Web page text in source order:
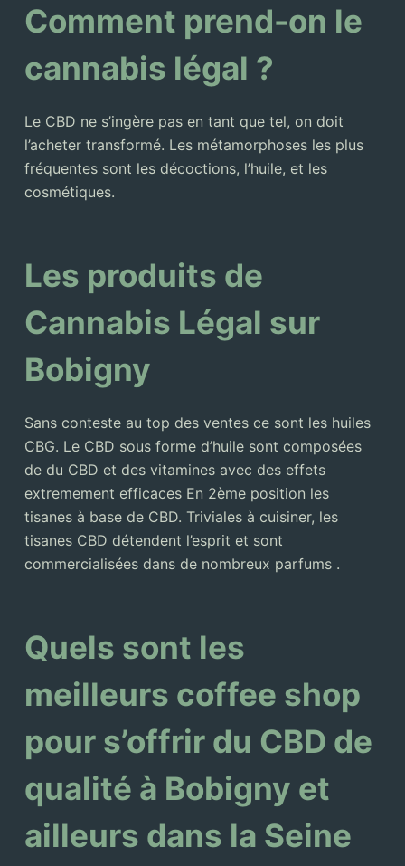
Comment prend-on le
cannabis légal ?
Le CBD ne s’ingère pas en tant que tel, on doit
l’acheter transformé. Les métamorphoses les plus
fréquentes sont les décoctions, l’huile, et les
cosmétiques.
Les produits de
Cannabis Légal sur
Bobigny
Sans conteste au top des ventes ce sont les huiles
CBG. Le CBD sous forme d’huile sont composées
de du CBD et des vitamines avec des effets
extremement efficaces En 2ème position les
tisanes à base de CBD. Triviales à cuisiner, les
tisanes CBD détendent l’esprit et sont
commercialisées dans de nombreux parfums .
Quels sont les
meilleurs coffee shop
pour s’offrir du CBD de
qualité à Bobigny et
ailleurs dans la Seine